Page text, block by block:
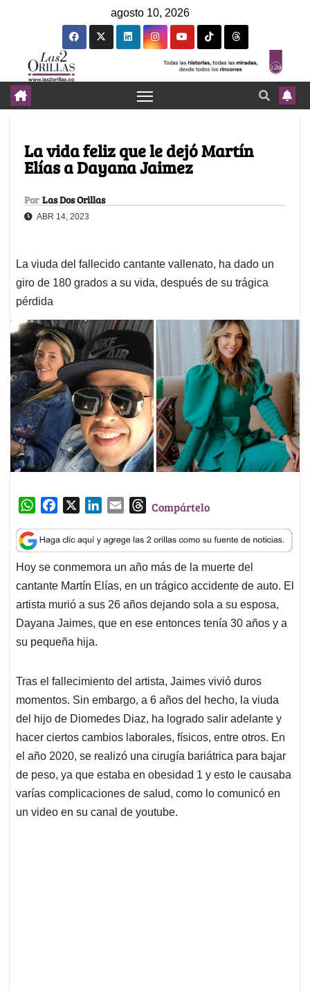
agosto 10, 2026
La vida feliz que le dejó Martín
Elías a Dayana Jaimez
Por Las Dos Orillas
ABR 14, 2023
La viuda del fallecido cantante vallenato, ha dado un
giro de 180 grados a su vida, después de su trágica
pérdida
W
a
t
s
A
p
p
c
e
b
o
o
k
n
k
e
d
I
n
a
i
l
T
r
e
a
d
s
Compártelo
Hoy se conmemora un año más de la muerte del
cantante Martín Elías, en un trágico accidente de auto. El
artista murió a sus 26 años dejando sola a su esposa,
Dayana Jaimes, que en ese entonces tenía 30 años y a
su pequeña hija.
Tras el fallecimiento del artista, Jaimes vivió duros
momentos. Sin embargo, a 6 años del hecho, la viuda
del hijo de Diomedes Diaz, ha logrado salir adelante y
hacer ciertos cambios laborales, físicos, entre otros. En
el año 2020, se realizó una cirugía bariátrica para bajar
de peso, ya que estaba en obesidad 1 y esto le causaba
varías complicaciones de salud, como lo comunicó en
un video en su canal de youtube.